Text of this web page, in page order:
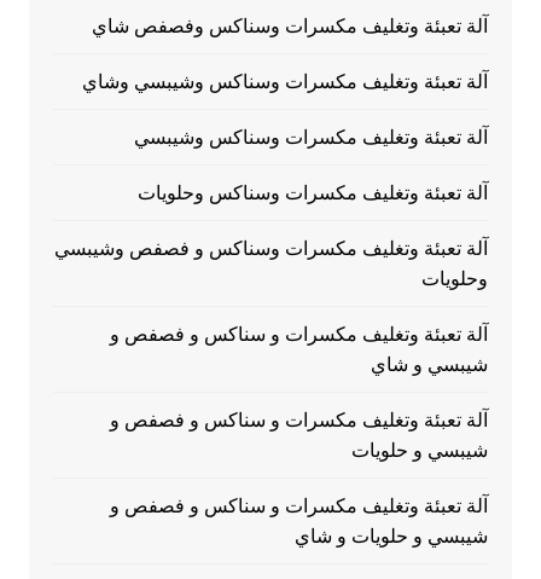
آلة تعبئة وتغليف مكسرات وسناكس وفصفص شاي
آلة تعبئة وتغليف مكسرات وسناكس وشيبسي وشاي
آلة تعبئة وتغليف مكسرات وسناكس وشيبسي
آلة تعبئة وتغليف مكسرات وسناكس وحلويات
آلة تعبئة وتغليف مكسرات وسناكس و فصفص وشيبسي
وحلويات
آلة تعبئة وتغليف مكسرات و سناكس و فصفص و
شيبسي و شاي
آلة تعبئة وتغليف مكسرات و سناكس و فصفص و
شيبسي و حلويات
آلة تعبئة وتغليف مكسرات و سناكس و فصفص و
شيبسي و حلويات و شاي